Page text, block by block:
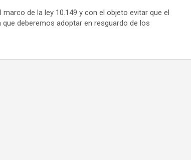
de la ley 10.149 y con el objeto evitar que el
deberemos adoptar en resguardo de los